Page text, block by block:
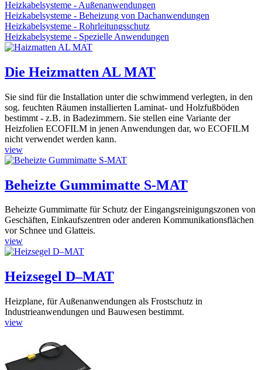
Heizkabelsysteme - Außenanwendungen
Heizkabelsysteme - Beheizung von Dachanwendungen
Heizkabelsysteme - Rohrleitungsschutz
Heizkabelsysteme - Spezielle Anwendungen
Die Heizmatten AL MAT
Sie sind für die Installation unter die schwimmend verlegten, in den
sog. feuchten Räumen installierten Laminat- und Holzfußböden
bestimmt - z.B. in Badezimmern. Sie stellen eine Variante der
Heizfolien ECOFILM in jenen Anwendungen dar, wo ECOFILM
nicht verwendet werden kann.
view
Beheizte Gummimatte S-MAT
Beheizte Gummimatte für Schutz der Eingangsreinigungszonen von
Geschäften, Einkaufszentren oder anderen Kommunikationsflächen
vor Schnee und Glatteis.
view
Heizsegel D–MAT
Heizplane, für Außenanwendungen als Frostschutz in
Industrieanwendungen und Bauwesen bestimmt.
view